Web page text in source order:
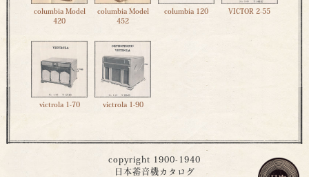
columbia Model
420
columbia Model
452
columbia 120 VICTOR 2-55
victrola 1-70 victrola 1-90
copyright 1900-1940
日本蓄音機カタログ